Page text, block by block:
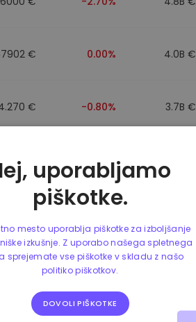
€ 0.00% 4.0B €
€ -0.80% 3.7B €
€ 0.00%
€
€ -2.10%
uporabljamo
piškotke.
mesto uporablja piškotke za izboljšanje
izkušnje. Z uporabo našega spletnega
sprejemate vse piškotke v skladu z našo
politiko piškotkov.
DOVOLI PIŠKOTKE